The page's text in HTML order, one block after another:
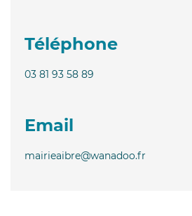
Téléphone
03 81 93 58 89
Email
mairieaibre@wanadoo.fr